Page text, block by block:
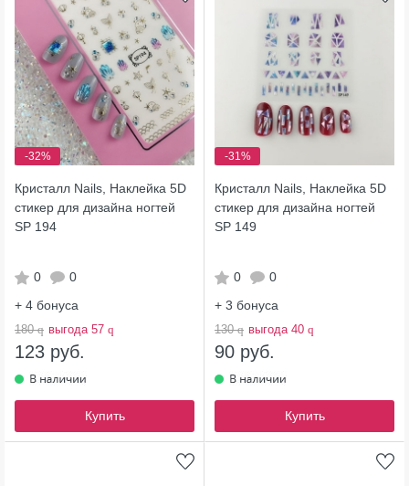
-32%
Кристалл Nails, Наклейка 5D
стикер для дизайна ногтей
SP 194
0
0
+ 4 бонуса
180q выгода 57 q
123 руб.
Купить
-31%
Кристалл Nails, Наклейка 5D
стикер для дизайна ногтей
SP 149
0
0
+ 3 бонуса
130q выгода 40 q
90 руб.
Купить